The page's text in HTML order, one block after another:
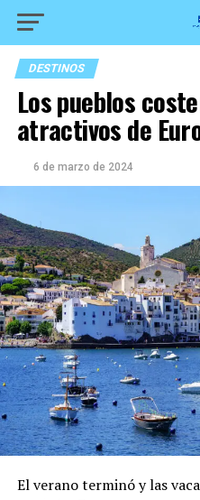
DESTINOS
Los pueblos
atractivos de
6 de marzo de 2024
El verano terminó y las